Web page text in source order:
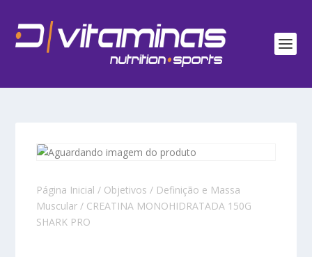
Página Inicial / Objetivos / Definição e Massa
Muscular / CREATINA MONOHIDRATADA 150G
SHARK PRO